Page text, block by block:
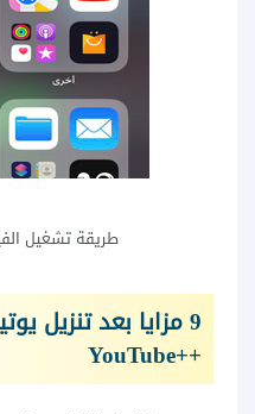
طريقة تشغيل
9 مزايا بعد تنزيل
++YouTube